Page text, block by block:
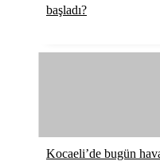
başladı?
Kocaeli’de bugün